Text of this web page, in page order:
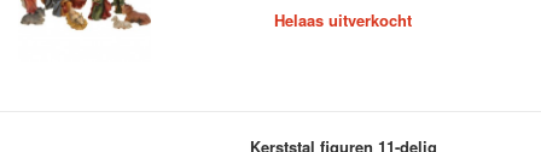
Helaas uitverkocht
Kerststal figuren 11-delig